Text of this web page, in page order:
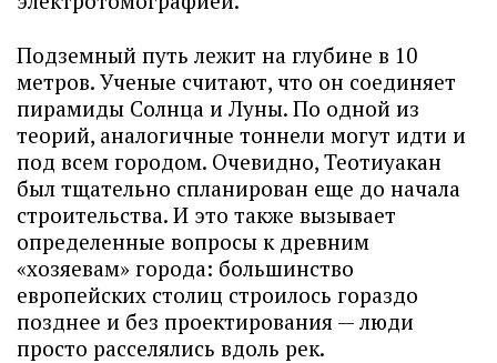
Подземный путь лежит на глубине в 10
метров. Ученые считают, что он соединяет
пирамиды Солнца и Луны. По одной из
теорий, аналогичные тоннели могут идти и
под всем городом. Очевидно, Теотиуакан
был тщательно спланирован еще до начала
строительства. И это также вызывает
определенные вопросы к древним
«хозяевам» города: большинство
европейских столиц строилось гораздо
позднее и без проектирования — люди
просто расселялись вдоль рек.